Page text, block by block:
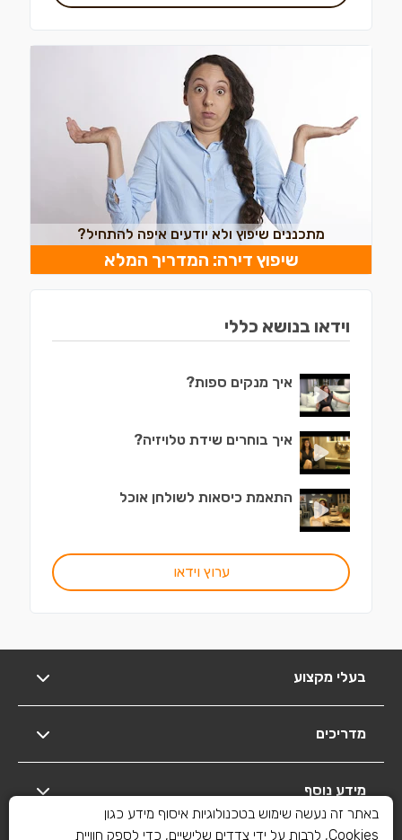
מתכננים שיפוץ ולא יודעים איפה להתחיל?
שיפוץ דירה: המדריך המלא
וידאו בנושא כללי
איך מנקים ספות?
איך בוחרים שידת טלויזיה?
התאמת כיסאות לשולחן אוכל
ערוץ וידאו
בעלי מקצוע
מדריכים
מידע נוסף
באתר זה נעשה שימוש בטכנולוגיות איסוף מידע כגון
Cookies, לרבות על ידי צדדים שלישיים, כדי לספק חוויית